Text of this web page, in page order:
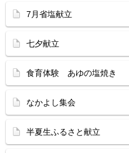
7月省塩献立
七夕献立
食育体験 あゆの塩焼き
なかよし集会
半夏生ふるさと献立